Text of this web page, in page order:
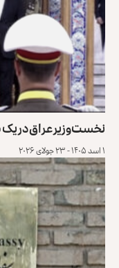
نخست‌وزیر عراق در
۱ اسد ۱۴۰۵ - ۲۳ جولای ۲۰۲۶